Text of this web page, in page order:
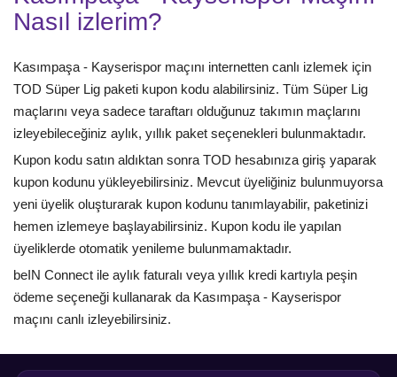
Nasıl izlerim?
Kasımpaşa - Kayserispor maçını internetten canlı izlemek için
TOD Süper Lig paketi kupon kodu alabilirsiniz. Tüm Süper Lig
maçlarını veya sadece taraftarı olduğunuz takımın maçlarını
izleyebileceğiniz aylık, yıllık paket seçenekleri bulunmaktadır.
Kupon kodu satın aldıktan sonra TOD hesabınıza giriş yaparak
kupon kodunu yükleyebilirsiniz. Mevcut üyeliğiniz bulunmuyorsa
yeni üyelik oluşturarak kupon kodunu tanımlayabilir, paketinizi
hemen izlemeye başlayabilirsiniz. Kupon kodu ile yapılan
üyeliklerde otomatik yenileme bulunmamaktadır.
beIN Connect ile aylık faturalı veya yıllık kredi kartıyla peşin
ödeme seçeneği kullanarak da Kasımpaşa - Kayserispor
maçını canlı izleyebilirsiniz.